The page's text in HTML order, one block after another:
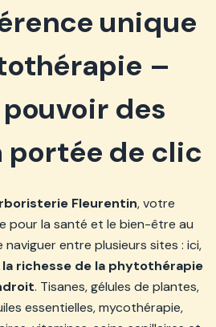
unique
–
des
portée de clic
Fleurentin, votre
pour la santé et le bien-être au
naviguer entre plusieurs sites : ici,
richesse de la phytothérapie
. Tisanes, gélules de plantes,
essentielles, mycothérapie,